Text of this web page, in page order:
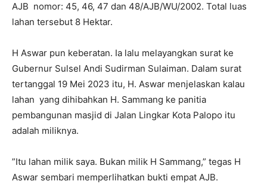
AJB nomor: 45, 46, 47 dan 48/AJB/WU/2002. Total luas
lahan tersebut 8 Hektar.
H Aswar pun keberatan. Ia lalu melayangkan surat ke
Gubernur Sulsel Andi Sudirman Sulaiman. Dalam surat
tertanggal 19 Mei 2023 itu, H. Aswar menjelaskan kalau
lahan yang dihibahkan H. Sammang ke panitia
pembangunan masjid di Jalan Lingkar Kota Palopo itu
adalah miliknya.
”Itu lahan milik saya. Bukan milik H Sammang,” tegas H
Aswar sembari memperlihatkan bukti empat AJB.